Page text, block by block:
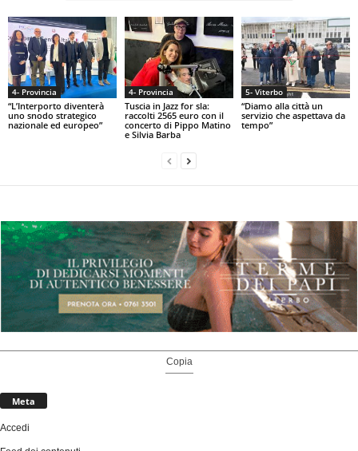
4- Provincia
“L’Interporto diventerà
uno snodo strategico
nazionale ed europeo”
4- Provincia
Tuscia in Jazz for sla:
raccolti 2565 euro con il
concerto di Pippo Matino
e Silvia Barba
5- Viterbo
“Diamo alla città un
servizio che aspettava da
tempo”
Copia
Meta
Accedi